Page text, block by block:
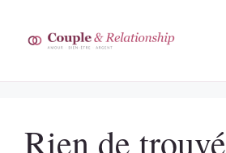
contenu
Rien de trouvé